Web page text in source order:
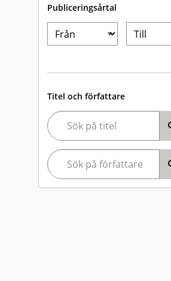
Publiceringsårtal
Titel och författare